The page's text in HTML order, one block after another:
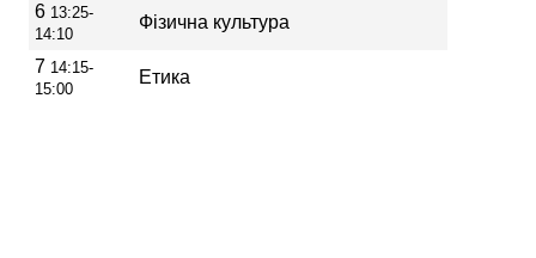
6 13:25-
14:10
Фізична культура
7 14:15-
15:00
Етика